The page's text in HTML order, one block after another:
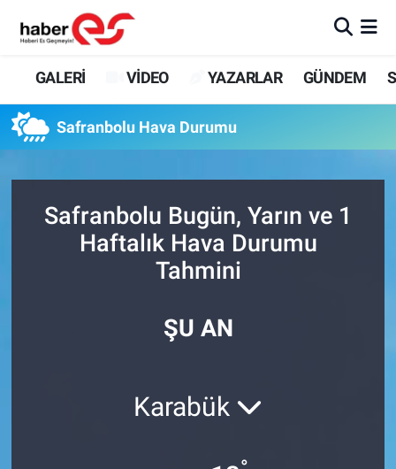
GALERİ VİDEO YAZARLAR GÜNDEM
Safranbolu Hava Durumu
Safranbolu Bugün, Yarın ve 1
Haftalık Hava Durumu
Tahmini
ŞU AN
Karabük
GALERİ
GÜNDEM
SİYASET
Eskişehir Nöbetçi Eczaneler
Süper Lig Puan Durumu ve Fikstür
Tüm Manşetler